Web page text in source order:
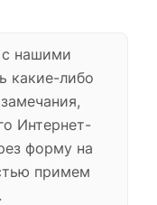
нашими
какие-либо
Интернет-
форму на
примем